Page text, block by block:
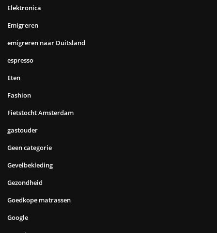
Elektronica
Emigreren
emigreren naar Duitsland
espresso
Eten
Fashion
Fietstocht Amsterdam
gastouder
Geen categorie
Gevelbekleding
Gezondheid
Goedkope matrassen
Google